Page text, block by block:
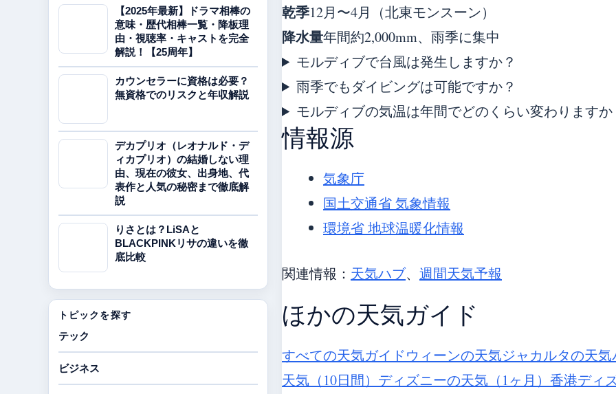
乾季12月〜4月（北東モンスーン）
降水量年間約2,000mm、雨季に集中
モルディブで台風は発生しますか？
雨季でもダイビングは可能ですか？
モルディブの気温は年間でどのくらい変わります
情報源
気象庁
国土交通省 気象情報
環境省 地球温暖化情報
関連情報： 天気ハブ、 週間天気予報
ほかの天気ガイド
すべての天気ガイドウィーンの天気ジャカルタの天気
天気（10日間） ディズニーの天気（1ヶ月） 香港ディ
【2025年最新】ドラマ相棒の
意味・歴代相棒一覧・降板理
由・視聴率・キャストを完全
解説！【25周年】
カウンセラーに資格は必要？
無資格でのリスクと年収解説
デカプリオ（レオナルド・デ
ィカプリオ）の結婚しない理
由、現在の彼女、出身地、代
表作と人気の秘密まで徹底解
説
りさとは？LiSAと
BLACKPINKリサの違いを徹
底比較
トピックを探す
テック
ビジネス